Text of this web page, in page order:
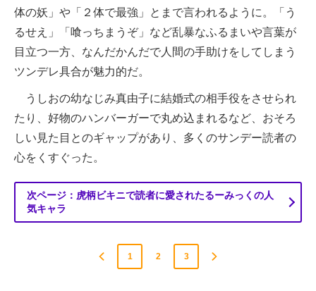
体の妖」や「２体で最強」とまで言われるように。「う
るせえ」「喰っちまうぞ」など乱暴なふるまいや言葉が
目立つ一方、なんだかんだで人間の手助けをしてしまう
ツンデレ具合が魅力的だ。
うしおの幼なじみ真由子に結婚式の相手役をさせられ
たり、好物のハンバーガーで丸め込まれるなど、おそろ
しい見た目とのギャップがあり、多くのサンデー読者の
心をくすぐった。
次ページ：虎柄ビキニで読者に愛されたるーみっくの人
気キャラ
1 2 3